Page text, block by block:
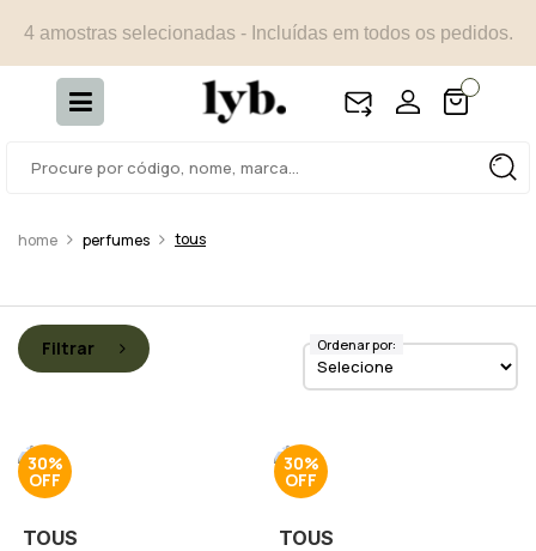
4 amostras selecionadas - Incluídas em todos os pedidos.
perfumes tous
Filtrar Ordenar por:
30%
TOUS
30%
TOUS